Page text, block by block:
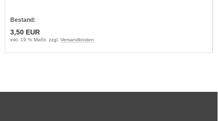
Bestand:
3,50 EUR
inkl. 19 % MwSt. zzgl. Versandkosten